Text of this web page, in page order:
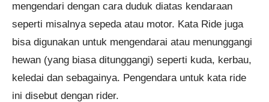
mengendari dengan cara duduk diatas kendaraan
seperti misalnya sepeda atau motor. Kata Ride juga
bisa digunakan untuk mengendarai atau menunggangi
hewan (yang biasa ditunggangi) seperti kuda, kerbau,
keledai dan sebagainya. Pengendara untuk kata ride
ini disebut dengan rider.